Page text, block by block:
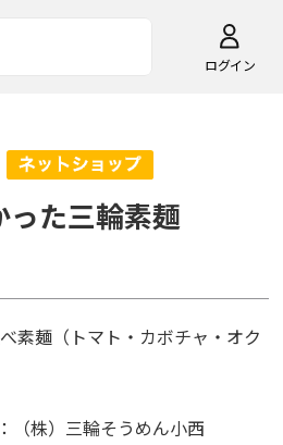
ログイン
った三輪素麺
麺（トマト・カボチャ・オク
株）三輪そうめん小西